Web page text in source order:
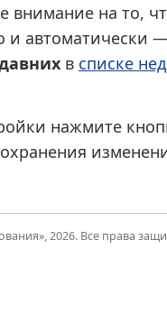
внимание на то,
и автоматически
в списке
нажмите
2026. Все права